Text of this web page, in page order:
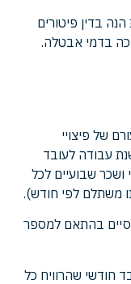
בדין פיטורים
בדמי אבטלה.
של פיצויי
עבודה לעובד
שבועיים לכל
משתלם לפי חודש).
בהתאם למספר
חודשי שהרוויח כל